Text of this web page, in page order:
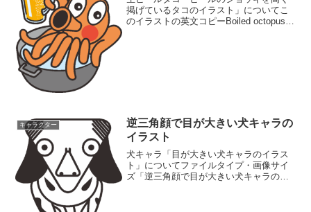
掲げているタコのイラスト」についてこ
のイラストの英文コピーBoiled octopus in
キャラクター
逆三角顔で目が大きい犬キャラの
イラスト
犬キャラ「目が大きい犬キャラのイラス
ト」についてファイルタイプ・画像サイ
ズ「逆三角顔で目が大きい犬キャラのイ